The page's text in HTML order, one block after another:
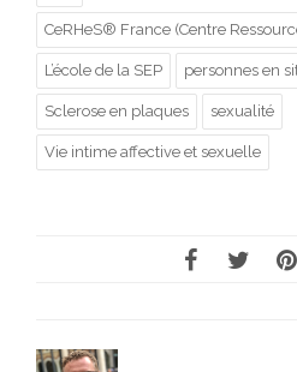
CeRHeS® France (Centre
L’école de la SEP personnes en
Sclerose en plaques sexualité
Vie intime affective et sexuelle